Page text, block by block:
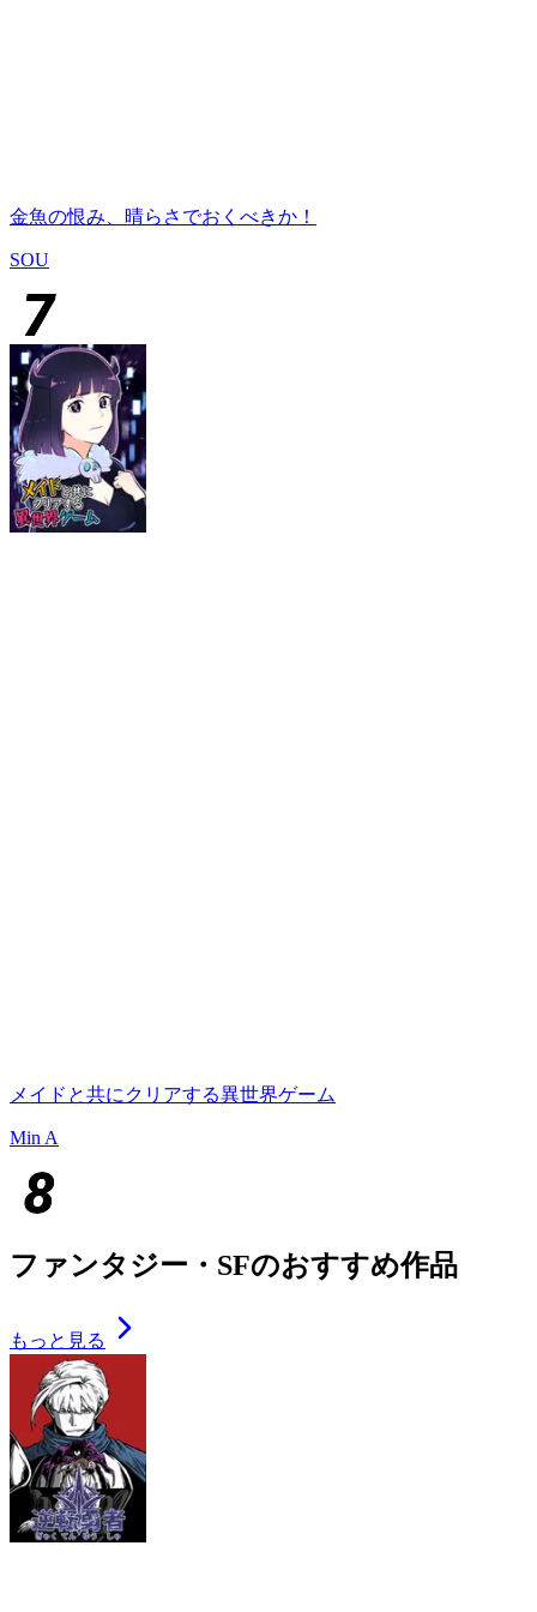
金魚の恨み、晴らさでおくべきか！
SOU
メイドと共にクリアする異世界ゲーム
Min A
ファンタジー・SFのおすすめ作品
もっと見る